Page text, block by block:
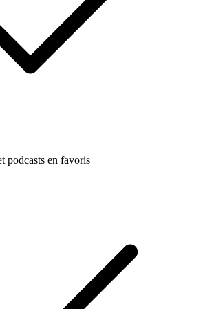
podcasts en favoris